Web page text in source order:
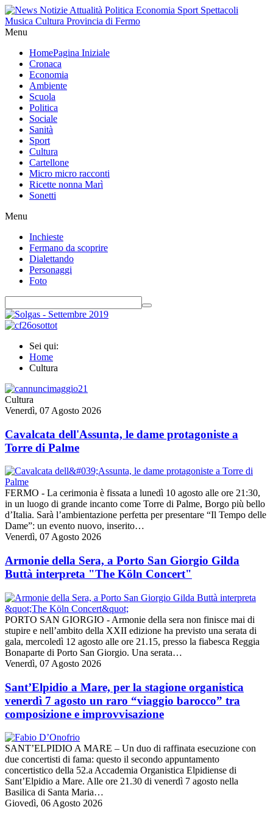
Menu
HomePagina Iniziale
Cronaca
Economia
Ambiente
Scuola
Politica
Sociale
Sanità
Sport
Cultura
Cartellone
Micro micro racconti
Ricette nonna Marì
Sonetti
Menu
Inchieste
Fermano da scoprire
Dialettando
Personaggi
Foto
Sei qui:
Home
Cultura
Cultura
Venerdì, 07 Agosto 2026
Cavalcata dell'Assunta, le dame protagoniste a
Torre di Palme
FERMO - La cerimonia è fissata a lunedì 10 agosto alle ore 21:30,
in un luogo di grande incanto come Torre di Palme, Borgo più bello
d’Italia. Sarà l’ambientazione perfetta per presentare “Il Tempo delle
Dame”: un evento nuovo, inserito…
Venerdì, 07 Agosto 2026
Armonie della Sera, a Porto San Giorgio Gilda
Buttà interpreta "The Köln Concert"
PORTO SAN GIORGIO - Armonie della sera non finisce mai di
stupire e nell’ambito della XXII edizione ha previsto una serata di
gala, mercoledì 12 agosto alle ore 21.15, presso la fiabesca Reggia
Bonaparte di Porto San Giorgio. Una serata…
Venerdì, 07 Agosto 2026
Sant’Elpidio a Mare, per la stagione organistica
venerdì 7 agosto un raro “viaggio barocco” tra
composizione e improvvisazione
SANT’ELPIDIO A MARE – Un duo di raffinata esecuzione con
due concertisti di fama: questo il secondo appuntamento
concertistico della 52.a Accademia Organistica Elpidiense di
Sant’Elpidio a Mare. Alle ore 21.30 di venerdì 7 agosto nella
Basilica di Santa Maria…
Giovedì, 06 Agosto 2026